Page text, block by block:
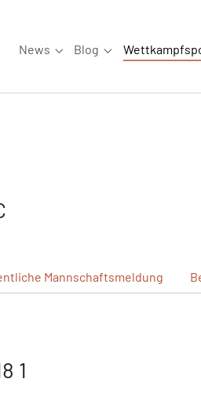
News
Submenu for "News"
Blog
Submenu for
Mannschaftsmeldung
1